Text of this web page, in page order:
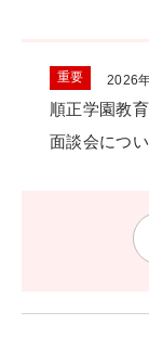
重要
順正学園教
面談会につ
2026